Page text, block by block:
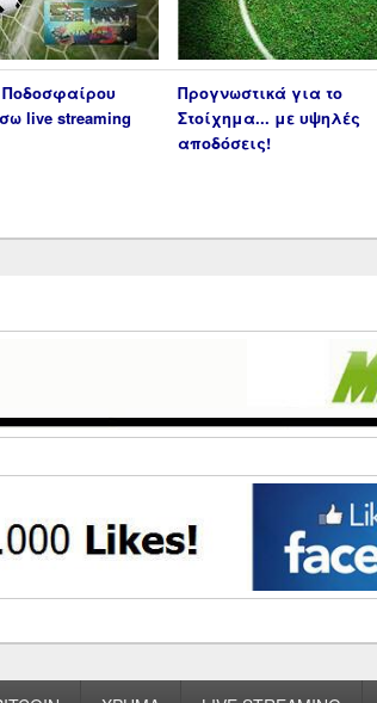
live streaming
Προγνωστικά για το
Στοίχημα... με υψηλές
αποδόσεις!